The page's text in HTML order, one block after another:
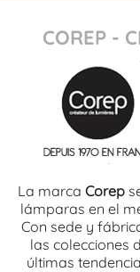
COREP -
La marca Corep
lámparas en el
Con sede y
las colecciones
últimas